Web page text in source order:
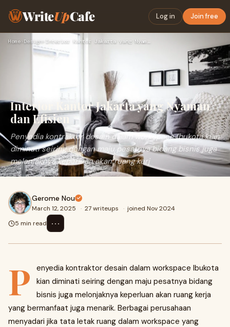
WriteUpCafe Log in Join free
Home› Design› Interior Kantor Jakarta yang Nyaman dan Efisien
Interior Kantor Jakarta yang Nyaman
dan Efisien
Penyedia kontraktor desain dalam workspace Ibukota kian
diminati seiring dengan maju pesatnya bidang bisnis juga
melonjaknya keperluan akan ruang kerj
Gerome Nou
March 12, 2025 · 27 writeups · joined Nov 2024
5 min read
⋯
P
enyedia kontraktor desain dalam workspace Ibukota
kian diminati seiring dengan maju pesatnya bidang
bisnis juga melonjaknya keperluan akan ruang kerja
yang bermanfaat juga menarik. Berbagai perusahaan
menyadari jika tata letak ruang dalam workspace yang